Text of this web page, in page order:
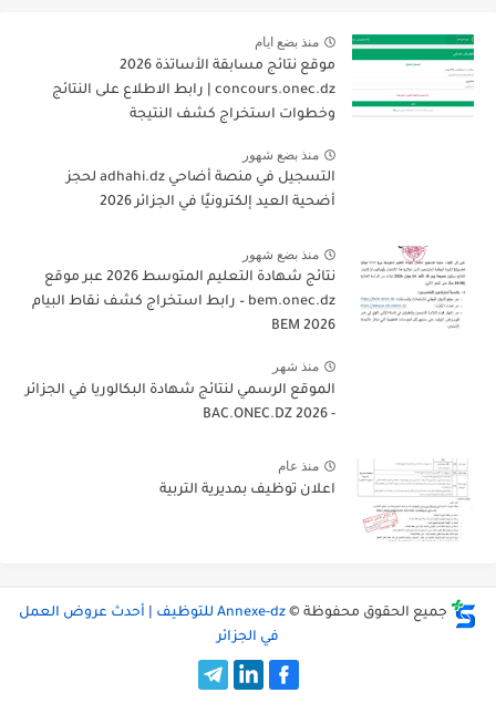
منذ بضع ايام
موقع نتائج مسابقة الأساتذة 2026
concours.onec.dz | رابط الاطلاع على النتائج
وخطوات استخراج كشف النتيجة
منذ بضع شهور
التسجيل في منصة أضاحي adhahi.dz لحجز
أضحية العيد إلكترونيًا في الجزائر 2026
منذ بضع شهور
نتائج شهادة التعليم المتوسط 2026 عبر موقع
bem.onec.dz – رابط استخراج كشف نقاط البيام
BEM 2026
منذ شهر
الموقع الرسمي لنتائج شهادة البكالوريا في الجزائر
- 2026 BAC.ONEC.DZ
منذ عام
اعلان توظيف بمديرية التربية
جميع الحقوق محفوظة ©
Annexe-dz للتوظيف | أحدث عروض العمل
في الجزائر